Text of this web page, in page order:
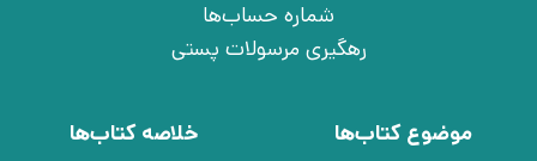
شماره حساب‌ها
رهگیری مرسولات پستی
موضوع کتاب‌ها
خلاصه کتاب‌ها